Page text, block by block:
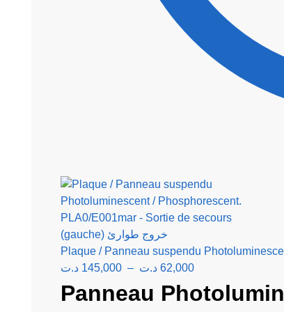
62,000 د.ت –
145,000 د.ت
Panneau